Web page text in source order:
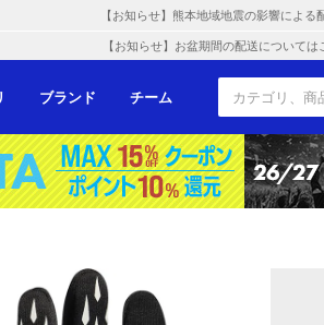
【お知らせ】熊本地域地震の影響による
【お知らせ】お盆期間の配送については
ブランド チーム